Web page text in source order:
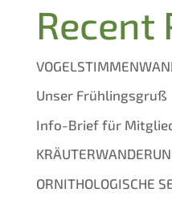
Recent
Unser Frühlingsgruß
Info-Brief für
ORNITHOLOGISCHE